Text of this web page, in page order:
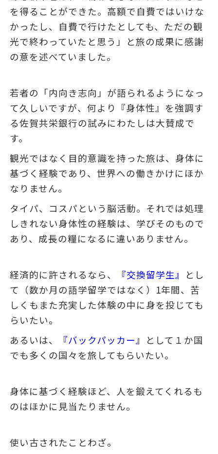
を得ることができた。高額で自費ではいけな
かったし、自費で行けたとしても、ただの観
光で終わっていたと思う」と旅の成果に感謝
の意を述べていました。
若者の「内向き志向」が語られるようになっ
て久しいですが、何より『身体性』を強調す
る佐賀共栄銀行の試みにわたしは大賛成で
す。
観光ではなく目的意識を持った旅は、身体に
基づく経験であり、世界への働きかけにほか
なりません。
タイパ、コスパという脳活動。それでは処理
しきれない身体性の経験は、学びそのもので
あり、成長の糧になるに違いありません。
経済的に許されるなら、 『交換留学生』
とし
て（数か月の語学留学ではなく）1年間、苦
しくもまた充実した体験の中に身を投じても
らいたい。
あるいは、
『バックパッカー』
として１か国
でも多くの国々を旅してもらいたい。
身体に基づく経験ほど、人を鍛えてくれるも
のはほかに見当たりません。
使い古されたことわざ。